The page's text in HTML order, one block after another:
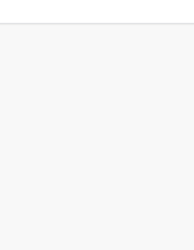
94 US$ 259,400 Disponible